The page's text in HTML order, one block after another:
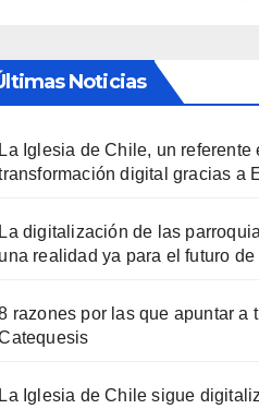
Noticias
La Iglesia de Chile, un referente
digital gracias a
La digitalización de las
una realidad ya para el futuro
razones por las que apuntar a
La Iglesia de Chile sigue